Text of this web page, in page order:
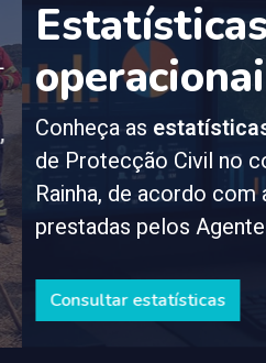
Estatísticas
operacionais
Conheça asestatísticas
de Protecção Civil no
Rainha, de acordo com
prestadas pelos Agentes
Consultar estatísticas